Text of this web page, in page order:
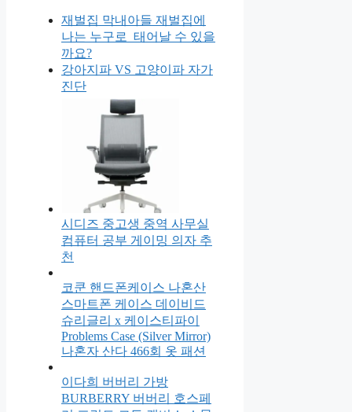
재벌집 막내아들 재벌집에
나는 누구로 태어날 수 있을
까요?
강아지파 VS 고양이파 자가
진단
시디즈 중고생 중역 사무실
컴퓨터 공부 게이밍 의자 추
천
코쿤 핸드폰케이스 나혼산
스마트폰 케이스 데이비드
슈리글리 x 케이스티파이
Problems Case (Silver Mirror)
나혼자 산다 466회 옷 패션
이다희 버버리 가방
BURBERRY 버버리 호스페